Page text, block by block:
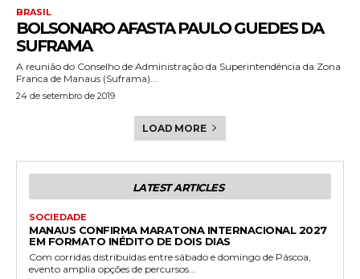
BRASIL
BOLSONARO AFASTA PAULO GUEDES DA
SUFRAMA
A reunião do Conselho de Administração da Superintendência da Zona
Franca de Manaus (Suframa)...
24 de setembro de 2019
LOAD MORE
LATEST ARTICLES
SOCIEDADE
MANAUS CONFIRMA MARATONA INTERNACIONAL 2027
EM FORMATO INÉDITO DE DOIS DIAS
Com corridas distribuídas entre sábado e domingo de Páscoa,
evento amplia opções de percursos...